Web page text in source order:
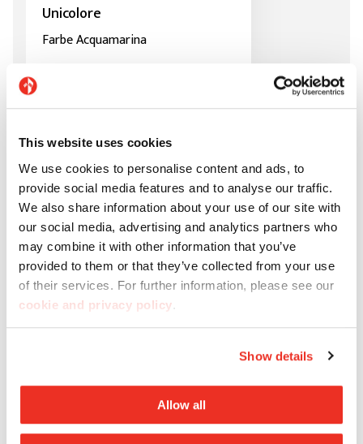
This website uses cookies
We use cookies to personalise content and ads, to
provide social media features and to analyse our traffic.
We also share information about your use of our site with
our social media, advertising and analytics partners who
may combine it with other information that you’ve
provided to them or that they’ve collected from your use
of their services. For further information, please see our
cookie and privacy policy.
Show details
Allow all
Unicolore
Farbe Acquamarina